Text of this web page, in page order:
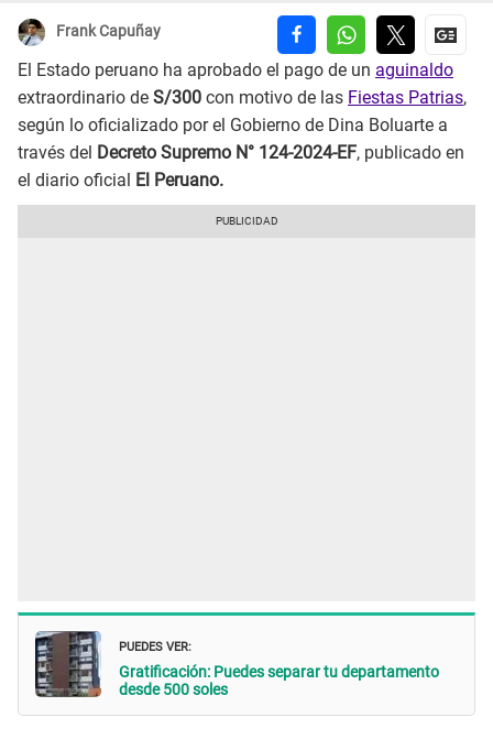
Frank Capuñay
El Estado peruano ha aprobado el pago de un aguinaldo
extraordinario de S/300 con motivo de las Fiestas Patrias,
según lo oficializado por el Gobierno de Dina Boluarte a
través del Decreto Supremo N° 124-2024-EF, publicado en
el diario oficial
El Peruano.
PUEDES VER:
Gratificación: Puedes separar tu departamento
desde 500 soles